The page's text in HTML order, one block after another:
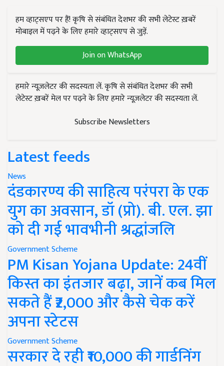
हम व्हाट्सएप पर हैं! कृषि से संबंधित देशभर की सभी लेटेस्ट ख़बरें
मोबाइल में पढ़ने के लिए हमारे व्हाट्सएप से जुड़ें.
Join on WhatsApp
हमारे न्यूज़लेटर की सदस्यता लें. कृषि से संबंधित देशभर की सभी
लेटेस्ट ख़बरें मेल पर पढ़ने के लिए हमारे न्यूज़लेटर की सदस्यता लें.
Subscribe Newsletters
Latest feeds
News
दंडकारण्य की साहित्य परंपरा के एक
युग का अवसान, डॉ (प्रो). बी. एल. झा
को दी गई भावभीनी श्रद्धांजलि
Government Scheme
PM Kisan Yojana Update: 24वीं
किस्त का इंतजार बढ़ा, जानें कब मिल
सकते हैं ₹2,000 और कैसे चेक करें
अपना स्टेटस
Government Scheme
सरकार दे रही ₹10,000 की गार्डनिंग